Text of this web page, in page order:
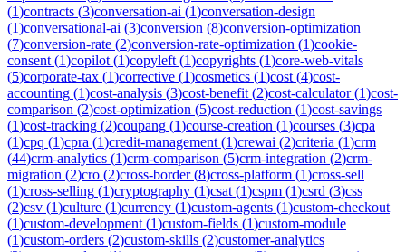
(1)contracts (3)conversation-ai (1)conversation-design
(1)conversational-ai (3)conversion (8)conversion-optimization
(7)conversion-rate (2)conversion-rate-optimization (1)cookie-
consent (1)copilot (1)copyleft (1)copyrights (1)core-web-vitals
(5)corporate-tax (1)corrective (1)cosmetics (1)cost (4)cost-
accounting (1)cost-analysis (3)cost-benefit (2)cost-calculator(1)cost-
comparison (2)cost-optimization (5)cost-reduction (1)cost-savings
(1)cost-tracking (2)coupang (1)course-creation (1)courses (3)cpa
(1)cpq (1)cpra (1)credit-management (1)crewai (2)criteria (1)crm
(44)crm-analytics (1)crm-comparison (5)crm-integration (2)crm-
migration (2)cro (2)cross-border(8)cross-platform (1)cross-sell
(1)cross-selling (1)cryptography (1)csat (1)cspm (1)csrd (3)css
(2)csv (1)culture (1)currency (1)custom-agents (1)custom-checkout
(1)custom-development (1)custom-fields (1)custom-module
(1)custom-orders (2)custom-skills (2)customer-analytics